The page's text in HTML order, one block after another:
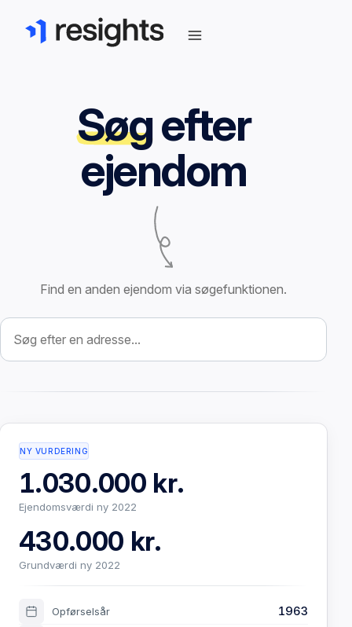
Søgefter
ejendom
Find en anden ejendom via søgefunktionen.
Søg efter ejendom
NY VURDERING
1.030.000 kr.
Ejendomsværdi ny 2022
430.000 kr.
Grundværdi ny 2022
Opførselsår 1963